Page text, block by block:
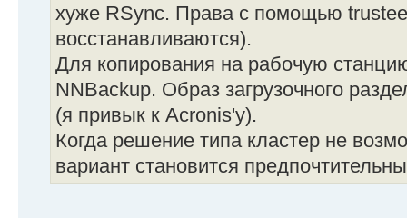
хуже RSync. Права с помощью
восстанавливаются).
Для копирования на рабочую
NNBackup. Образ загрузочного
(я привык к Acronis'у).
Когда решение типа кластер не
вариант становится